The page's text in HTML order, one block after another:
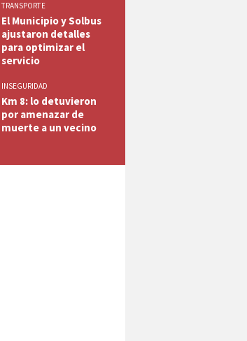
TRANSPORTE
El Municipio y Solbus
ajustaron detalles
para optimizar el
servicio
INSEGURIDAD
Km 8: lo detuvieron
por amenazar de
muerte a un vecino